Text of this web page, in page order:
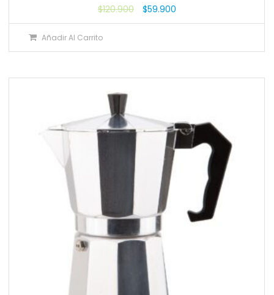
$120.900 $59.900
Añadir Al Carrito